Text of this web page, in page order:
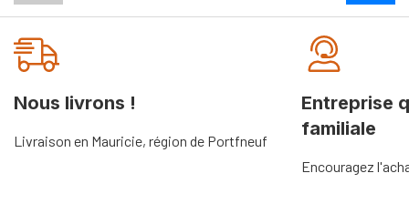
Nous livrons !
Livraison en Mauricie, région de Portfneuf
Entreprise
familiale
Encouragez